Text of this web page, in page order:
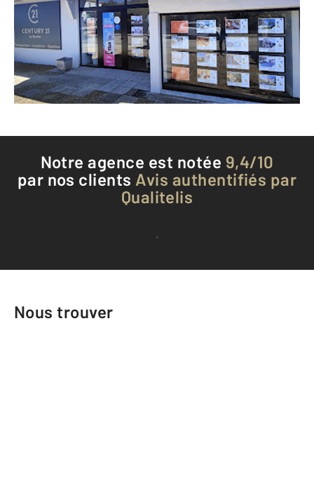
LA GARDE - 83130
Envoyer un message
Téléphoner à l'agence
Notre agence est notée 9,4/10
par nos clients Avis authentifiés par
Qualitelis
Voir tous les avis clients
Nous trouver